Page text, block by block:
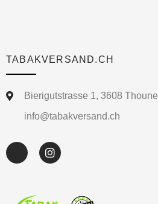
TABAKVERSAND.CH
Bierigutstrasse 1, 3608 Thoune
info@tabakversand.ch